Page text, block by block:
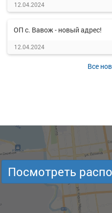
12.04.2024
ОП с. Вавож - новый адрес!
12.04.2024
Все
Посмотреть